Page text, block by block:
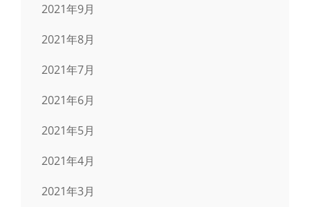
2021年9月
2021年8月
2021年7月
2021年6月
2021年5月
2021年4月
2021年3月